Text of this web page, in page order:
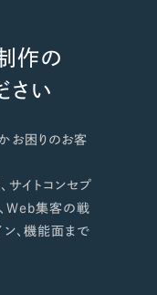
作の
さい
お困りのお客
イトコンセプ
Web集客の戦
、機能面まで